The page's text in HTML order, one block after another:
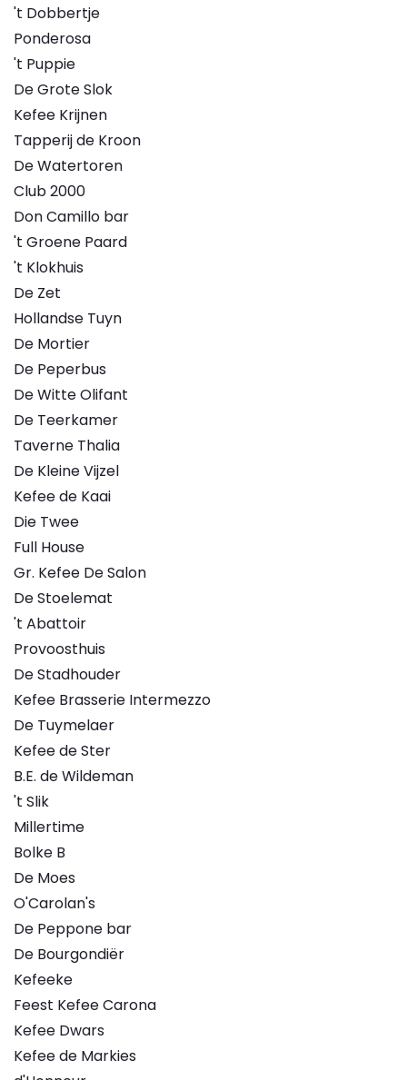
't Dobbertje
Ponderosa
't Puppie
De Grote Slok
Kefee Krijnen
Tapperij de Kroon
De Watertoren
Club 2000
Don Camillo bar
't Groene Paard
't Klokhuis
De Zet
Hollandse Tuyn
De Mortier
De Peperbus
De Witte Olifant
De Teerkamer
Taverne Thalia
De Kleine Vijzel
Kefee de Kaai
Die Twee
Full House
Gr. Kefee De Salon
De Stoelemat
't Abattoir
Provoosthuis
De Stadhouder
Kefee Brasserie Intermezzo
De Tuymelaer
Kefee de Ster
B.E. de Wildeman
't Slik
Millertime
Bolke B
De Moes
O'Carolan's
De Peppone bar
De Bourgondiër
Kefeeke
Feest Kefee Carona
Kefee Dwars
Kefee de Markies